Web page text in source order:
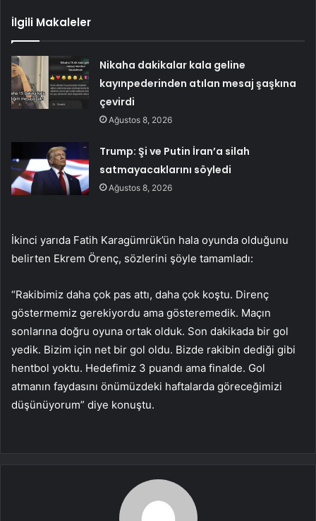
İlgili Makaleler
Nikaha dakikalar kala geline
kayınpederinden atılan mesaj şaşkına
çevirdi
Ağustos 8, 2026
Trump: Şi ve Putin İran’a silah
satmayacaklarını söyledi
Ağustos 8, 2026
İkinci yarıda Fatih Karagümrük’ün hala oyunda olduğunu
belirten Ekrem Örenç, sözlerini şöyle tamamladı:
“Rakibimiz daha çok pas attı, daha çok koştu. Direnç
göstermemiz gerekiyordu ama gösteremedik. Maçın
sonlarına doğru oyuna ortak olduk. Son dakikada bir gol
yedik. Bizim için net bir gol oldu. Bizde rakibin dediği gibi
hentbol yoktu. Hedefimiz 3 puandı ama finalde. Gol
atmanın faydasını önümüzdeki haftalarda göreceğimizi
düşünüyorum” diye konuştu.